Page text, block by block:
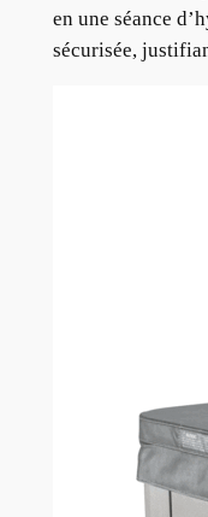
en une séance
sécurisée,